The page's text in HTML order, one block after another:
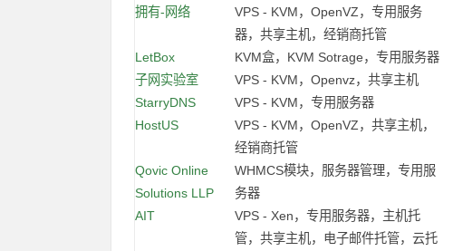
拥有-网络
VPS - KVM，OpenVZ，专用服务
器，共享主机，经销商托管
LetBox KVM盒，KVM Sotrage，专用服务器
子网实验室
VPS - KVM，Openvz，共享主机
StarryDNS
VPS - KVM，专用服务器
HostUS
VPS - KVM，OpenVZ，共享主机，
经销商托管
Qovic Online
Solutions LLP
WHMCS模块，服务器管理，专用服
务器
AIT
VPS - Xen，专用服务器，主机托
管，共享主机，电子邮件托管，云托